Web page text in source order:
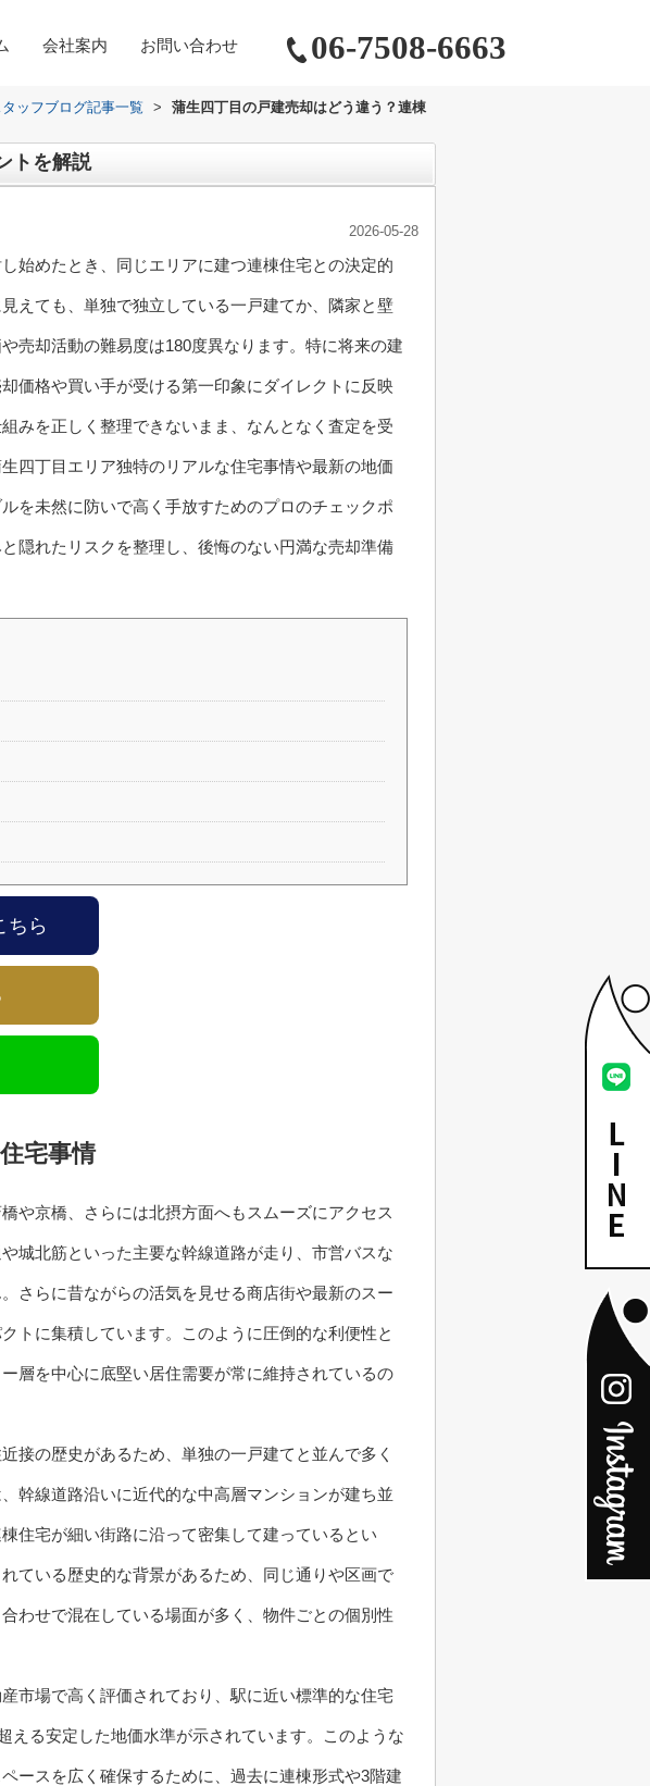
会社案内 お問い合わせ 06-7508-6663
ッフブログ記事一覧 >
蒲生四丁目の戸建売却はどう違う？連棟
トを解説
2026-05-28
始めたとき、同じエリアに建つ連棟住宅との決定的
えても、単独で独立している一戸建てか、隣家と壁
売却活動の難易度は180度異なります。特に将来の建
価格や買い手が受ける第一印象にダイレクトに反映
みを正しく整理できないまま、なんとなく査定を受
四丁目エリア独特のリアルな住宅事情や最新の地価
を未然に防いで高く手放すためのプロのチェックポ
隠れたリスクを整理し、後悔のない円満な売却準備
ちら
宅事情
や京橋、さらには北摂方面へもスムーズにアクセス
城北筋といった主要な幹線道路が走り、市営バスな
さらに昔ながらの活気を見せる商店街や最新のスー
トに集積しています。このように圧倒的な利便性と
層を中心に底堅い居住需要が常に維持されているの
接の歴史があるため、単独の一戸建てと並んで多く
幹線道路沿いに近代的な中高層マンションが建ち並
住宅が細い街路に沿って密集して建っているとい
ている歴史的な背景があるため、同じ通りや区画で
わせで混在している場面が多く、物件ごとの個別性
市場で高く評価されており、駅に近い標準的な住宅
える安定した地価水準が示されています。このような
ースを広く確保するために、過去に連棟形式や3階建